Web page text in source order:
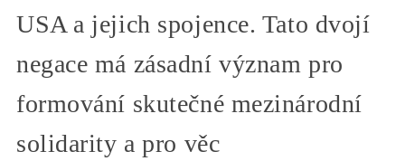
USA a jejich spojence. Tato dvojí
negace má zásadní význam pro
formování skutečné mezinárodní
solidarity a pro věc